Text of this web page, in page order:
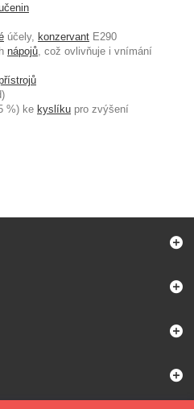
účely, konzervant E290
nápojů, což ovlivňuje i vnímání
%) ke kyslíku pro zvýšení